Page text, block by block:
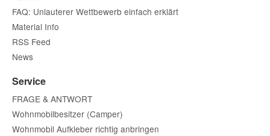
FAQ: Unlauterer Wettbewerb einfach erklärt
Material Info
RSS Feed
News
Service
FRAGE & ANTWORT
Wohnmobilbesitzer (Camper)
Wohnmobil Aufkleber richtig anbringen